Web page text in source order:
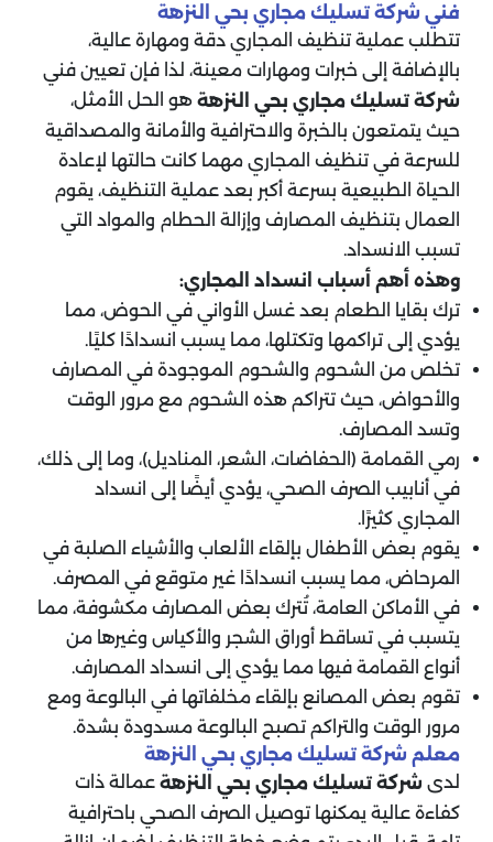
فني شركة تسليك مجاري بحي النزهة
تتطلب عملية تنظيف المجاري دقة ومهارة عالية،
بالإضافة إلى خبرات ومهارات معينة، لذا فإن تعيين فني
شركة تسليك مجاري بحي النزهة هو الحل الأمثل،
حيث يتمتعون بالخبرة والاحترافية والأمانة والمصداقية
للسرعة في تنظيف المجاري مهما كانت حالتها لإعادة
الحياة الطبيعية بسرعة أكبر بعد عملية التنظيف، يقوم
العمال بتنظيف المصارف وإزالة الحطام والمواد التي
تسبب الانسداد.
وهذه أهم أسباب انسداد المجاري:
ترك بقايا الطعام بعد غسل الأواني في الحوض، مما
يؤدي إلى تراكمها وتكتلها، مما يسبب انسدادًا كليًا.
تخلص من الشحوم والشحوم الموجودة في المصارف
والأحواض، حيث تتراكم هذه الشحوم مع مرور الوقت
وتسد المصارف.
رمي القمامة (الحفاضات، الشعر، المناديل)، وما إلى ذلك،
في أنابيب الصرف الصحي، يؤدي أيضًا إلى انسداد
المجاري كثيرًا.
يقوم بعض الأطفال بإلقاء الألعاب والأشياء الصلبة في
المرحاض، مما يسبب انسدادًا غير متوقع في المصرف.
في الأماكن العامة، تُترك بعض المصارف مكشوفة، مما
يتسبب في تساقط أوراق الشجر والأكياس وغيرها من
أنواع القمامة فيها مما يؤدي إلى انسداد المصارف.
تقوم بعض المصانع بإلقاء مخلفاتها في البالوعة ومع
مرور الوقت والتراكم تصبح البالوعة مسدودة بشدة.
معلم شركة تسليك مجاري بحي النزهة
لدى شركة تسليك مجاري بحي النزهة عمالة ذات
كفاءة عالية يمكنها توصيل الصرف الصحي باحترافية